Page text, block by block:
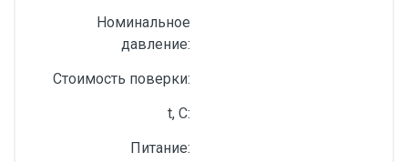
Номинальное
давление:
Стоимость поверки:
t, С:
Питание: